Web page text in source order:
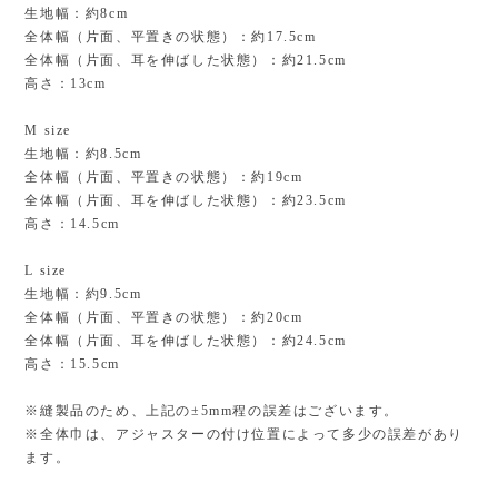
生地幅：約8cm
全体幅（片面、平置きの状態）：約17.5cm
全体幅（片面、耳を伸ばした状態）：約21.5cm
高さ：13cm
M size
生地幅：約8.5cm
全体幅（片面、平置きの状態）：約19cm
全体幅（片面、耳を伸ばした状態）：約23.5cm
高さ：14.5cm
L size
生地幅：約9.5cm
全体幅（片面、平置きの状態）：約20cm
全体幅（片面、耳を伸ばした状態）：約24.5cm
高さ：15.5cm
※縫製品のため、上記の±5mm程の誤差はございます。
※全体巾は、アジャスターの付け位置によって多少の誤差があり
ます。